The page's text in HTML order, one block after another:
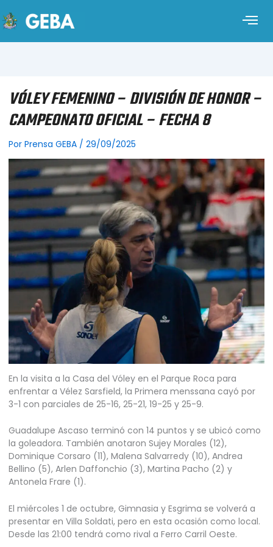
VÓLEY FEMENINO – DIVISIÓN DE HONOR –
CAMPEONATO OFICIAL – FECHA 8
Por Prensa GEBA / 29/09/2025
En la visita a la Casa del Vóley en el Parque Roca para
enfrentar a Vélez Sarsfield, la Primera menssana cayó por
3-1 con parciales de 25-16, 25-21, 19-25 y 25-9.
Guadalupe Ascaso terminó con 14 puntos y se ubicó como
la goleadora. También anotaron Sujey Morales (12),
Dominique Corsaro (11), Malena Salvarredy (10), Andrea
Bellino (5), Arlen Daffonchio (3), Martina Pacho (2) y
Antonela Frare (1).
El miércoles 1 de octubre, Gimnasia y Esgrima se volverá a
presentar en Villa Soldati, pero en esta ocasión como local.
Desde las 21:00 tendrá como rival a Ferro Carril Oeste.